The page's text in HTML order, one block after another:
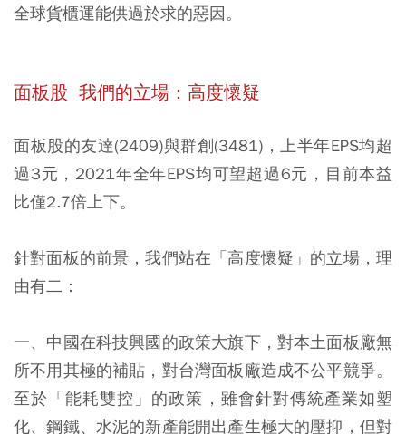
全球貨櫃運能供過於求的惡因。
面板股 我們的立場：高度懷疑
面板股的友達(2409)與群創(3481)，上半年EPS均超
過3元，2021年全年EPS均可望超過6元，目前本益
比僅2.7倍上下。
針對面板的前景，我們站在「高度懷疑」的立場，理
由有二：
一、中國在科技興國的政策大旗下，對本土面板廠無
所不用其極的補貼，對台灣面板廠造成不公平競爭。
至於「能耗雙控」的政策，雖會針對傳統產業如塑
化、鋼鐵、水泥的新產能開出產生極大的壓抑，但對